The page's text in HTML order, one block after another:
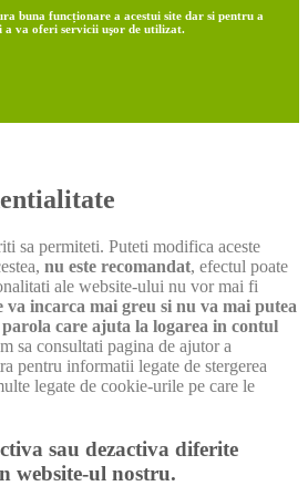
buna funcționare a acestui site dar si pentru a
va oferi servicii uşor de utilizat.
sa permiteti. Puteti modifica aceste
nu este recomandat, efectul poate
ale website-ului nu vor mai fi
va incarca mai greu si nu va mai putea
care ajuta la logarea in contul
sa consultati pagina de ajutor a
pentru informatii legate de stergerea
legate de cookie-urile pe care le
sau dezactiva diferite
website-ul nostru.